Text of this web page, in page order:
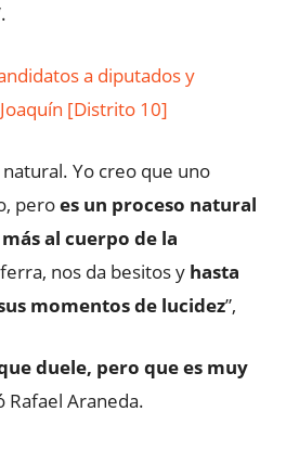
a diputados y
[Distrito 10]
Yo creo que uno
peroes un proceso natural
al cuerpo de la
nos da besitos y hasta
momentos de lucidez”,
duele, pero que es muy
Rafael Araneda.